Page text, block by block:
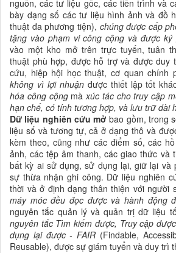
nguồn, các tư liệu gốc, các tiến trình và
bày dạng số các tư liệu hình ảnh và đồ
thuật đa phương tiện), chúng được cấp
tặng vào phạm vi công cộng và được
vào một kho mở trên trực tuyến, tuân
thuật phù hợp, được hỗ trợ và được duy
cứu, hiệp hội học thuật, cơ quan chính
không vì lợi nhuậnđược thiết lập tốt
hóa công cộngmàxúc tác cho truy cập
hạn chế, có tính tương hợp, và lưu trữ dài
Dữ liệu nghiên cứu mở bao gồm, trong
liệu số và tương tự, cả ở dạng thô và
kèm theo, cũng như các điểm số, các
ảnh, các tệp âm thanh, các giao thức và
bất kỳ ai sử dụng, sử dụng lại, giữ lại và
sự thừa nhận ghi công. Dữ liệu nghiên
thời và ở định dạng thân thiện với người
máy móc đều đọc được và hành động
nguyên tắc quản lý và quản trị dữ liệu
nguyên tắc Tìm kiếm được, Truy cập
dụng lại được - FAIR (Findable,
Reusable), được sự giám tuyển và duy trì